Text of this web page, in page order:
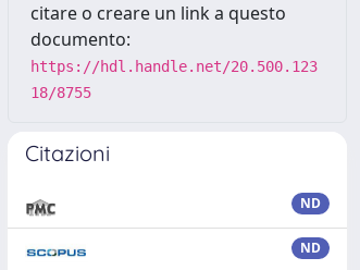
citare o creare un link a questo
documento:
https://hdl.handle.net/20.500.123
18/8755
Citazioni
ND
ND